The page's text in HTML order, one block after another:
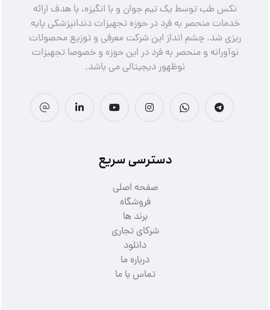
نکس طب توسط یک تیم جوان و با انگیزه، با هدف ارائه
خدمات منحصر به فرد در حوزه تجهیزات دندانپزشکی پایه
ریزی شد. چشم انداز این شرکت معرفی و توزیع محصولات
نوآورانه و منحصر به فرد در این حوزه و خصوصا تجهیزات
نوظهور دیجیتالی می باشد.
دسترسی سریع
صفحه اصلی
فروشگاه
برند ها
شرکای تجاری
دانلود
درباره ما
تماس با ما